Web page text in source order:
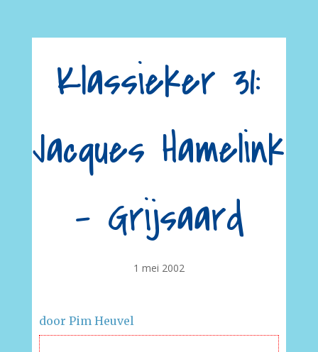
Klassieker 31:
Jacques Hamelink
– Grijsaard
1 mei 2002
door Pim Heuvel